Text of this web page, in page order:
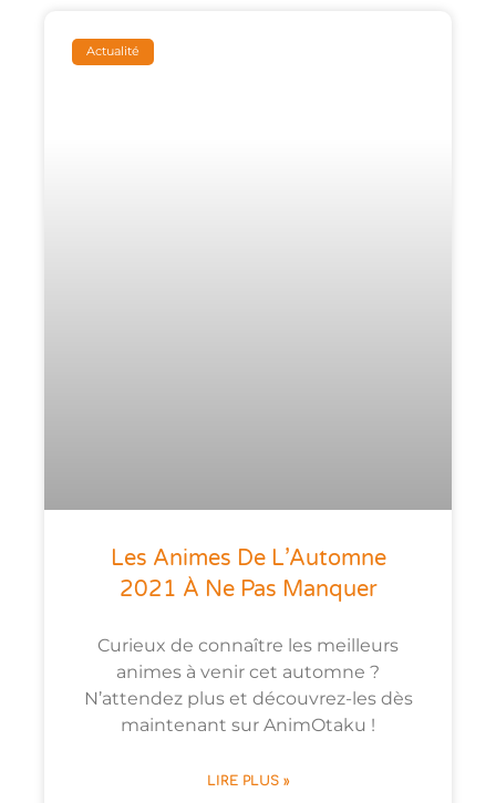
Actualité
Les Animes De L’Automne
2021 À Ne Pas Manquer
Curieux de connaître les meilleurs
animes à venir cet automne ?
N’attendez plus et découvrez-les dès
maintenant sur AnimOtaku !
LIRE PLUS »